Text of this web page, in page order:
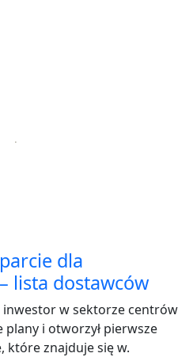
dla
lista dostawców
w sektorze centrów
plany i otworzył pierwsze
które znajduje się w.